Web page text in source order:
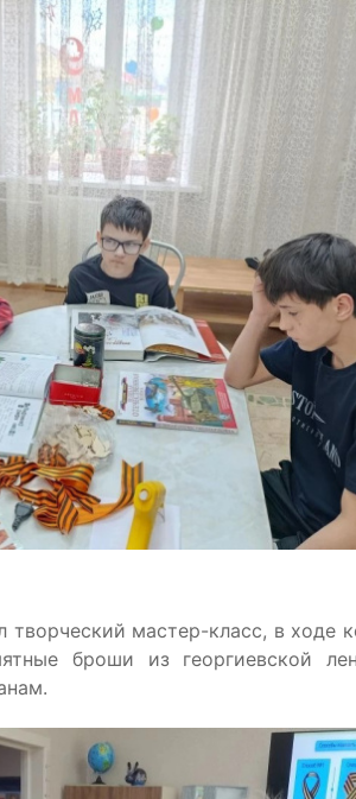
сила
3/9 царство
мастер-класс, в ходе
броши из георгиевской